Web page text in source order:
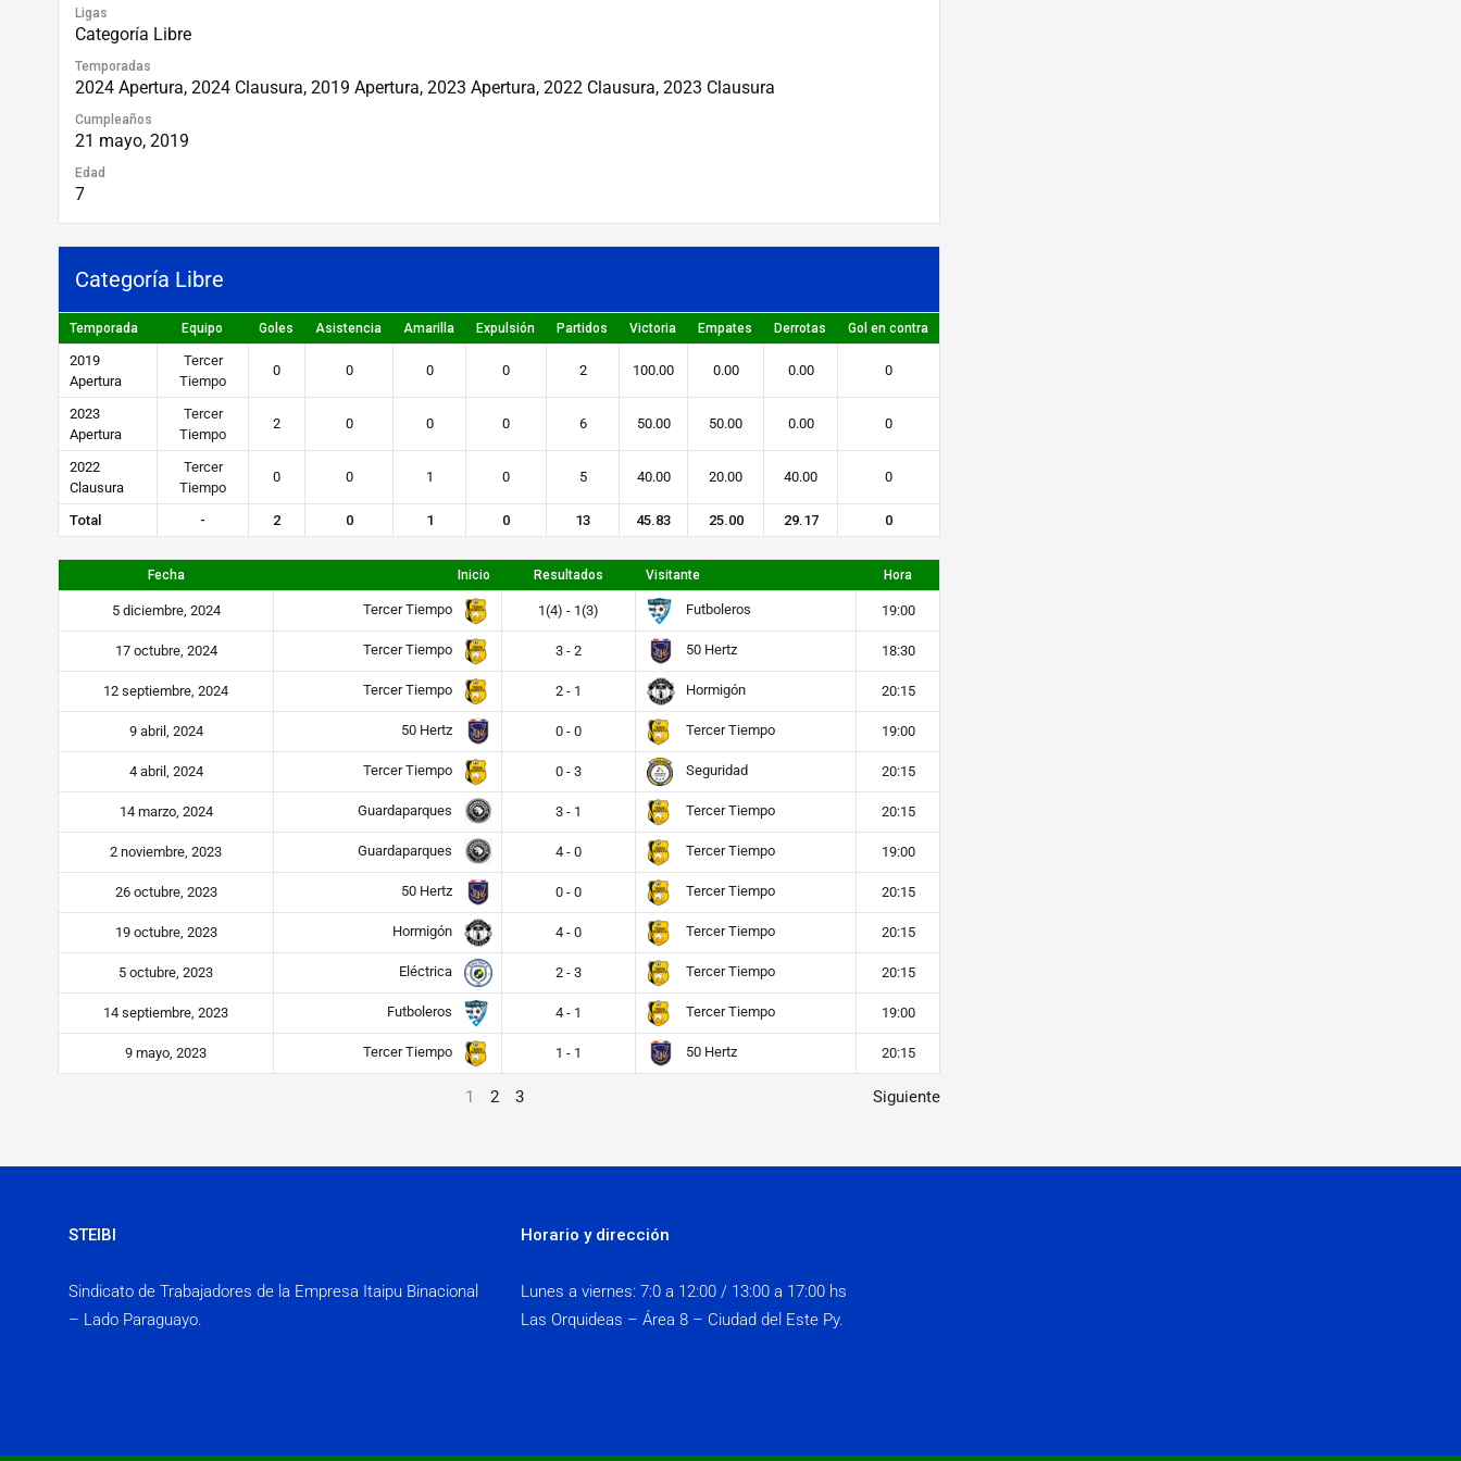
Ligas
Categoría Libre
Temporadas
2024 Apertura, 2024 Clausura, 2019 Apertura, 2023 Apertura, 2022 Clausura, 2023 Clausura
Cumpleaños
21 mayo, 2019
Edad
7
Categoría Libre
Temporada Equipo Goles Asistencia Amarilla Expulsión Partidos Victoria Empates Derrotas Gol en contra
2019
Apertura
Tercer
Tiempo
0 0 0 0 2 100.00 0.00 0.00 0
2023
Apertura
Tercer
Tiempo
2 0 0 0 6 50.00 50.00 0.00 0
2022
Clausura
Tercer
Tiempo
0 0 1 0 5 40.00 20.00 40.00 0
Total - 2 0 1 0 13 45.83 25.00 29.17 0
Fecha Inicio Resultados Visitante Hora
5 diciembre, 2024 Tercer Tiempo 1(4) - 1(3) Futboleros 19:00
17 octubre, 2024 Tercer Tiempo 3 - 2 50 Hertz 18:30
12 septiembre, 2024 Tercer Tiempo 2 - 1 Hormigón 20:15
9 abril, 2024 50 Hertz 0 - 0 Tercer Tiempo 19:00
4 abril, 2024 Tercer Tiempo 0 - 3 Seguridad 20:15
14 marzo, 2024 Guardaparques 3 - 1 Tercer Tiempo 20:15
2 noviembre, 2023 Guardaparques 4 - 0 Tercer Tiempo 19:00
26 octubre, 2023 50 Hertz 0 - 0 Tercer Tiempo 20:15
19 octubre, 2023 Hormigón 4 - 0 Tercer Tiempo 20:15
5 octubre, 2023 Eléctrica 2 - 3 Tercer Tiempo 20:15
14 septiembre, 2023 Futboleros 4 - 1 Tercer Tiempo 19:00
9 mayo, 2023 Tercer Tiempo 1 - 1 50 Hertz 20:15
1 2 3 Siguiente
STEIBI
Sindicato de Trabajadores de la Empresa Itaipu Binacional
– Lado Paraguayo.
Horario y dirección
Lunes a viernes: 7:0 a 12:00 / 13:00 a 17:00 hs
Las Orquideas – Área 8 – Ciudad del Este Py.